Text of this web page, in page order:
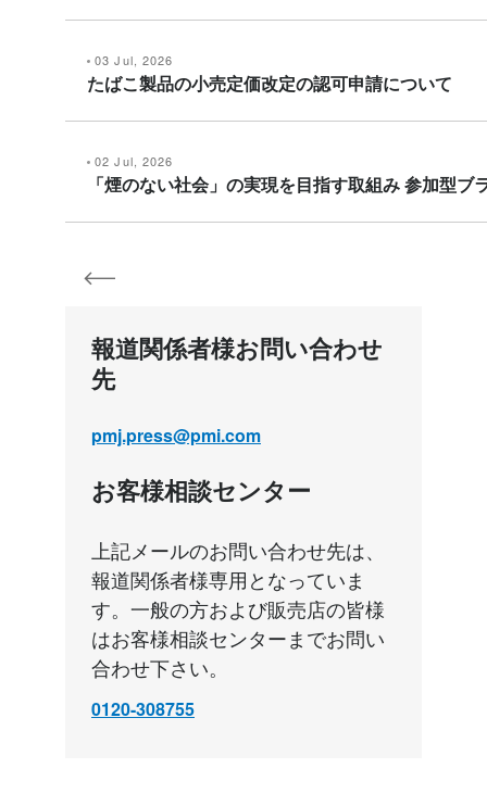
03 Jul, 2026
たばこ製品の小売定価改定の認可申請について
02 Jul, 2026
「煙のない社会」の実現を目指す取組み 参加型
報道関係者様お問い合わせ
先
pmj.press@pmi.com
お客様相談センター
上記メールのお問い合わせ先は、
報道関係者様専用となっていま
す。一般の方および販売店の皆様
はお客様相談センターまでお問い
合わせ下さい。
0120-308755